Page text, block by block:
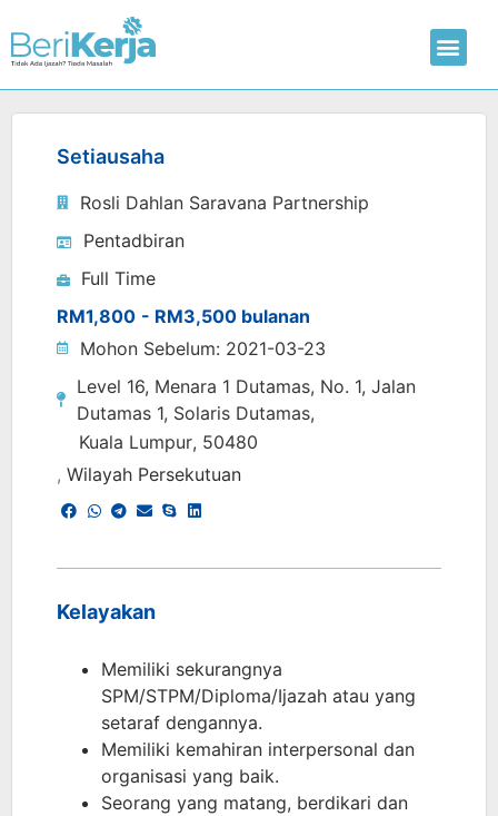
Setiausaha
Rosli Dahlan Saravana Partnership
Pentadbiran
Full Time
RM1,800 - RM3,500 bulanan
Mohon Sebelum: 2021-03-23
Level 16, Menara 1 Dutamas, No. 1, Jalan
Dutamas 1, Solaris Dutamas,
Kuala Lumpur, 50480
, Wilayah Persekutuan
Kelayakan
Memiliki sekurangnya
SPM/STPM/Diploma/Ijazah atau yang
setaraf dengannya.
Memiliki kemahiran interpersonal dan
organisasi yang baik.
Seorang yang matang, berdikari dan